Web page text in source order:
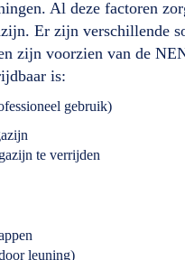
Al deze factoren
Er zijn verschillende
zijn voorzien van de
is:
gebruik)
te verrijden
leuning)